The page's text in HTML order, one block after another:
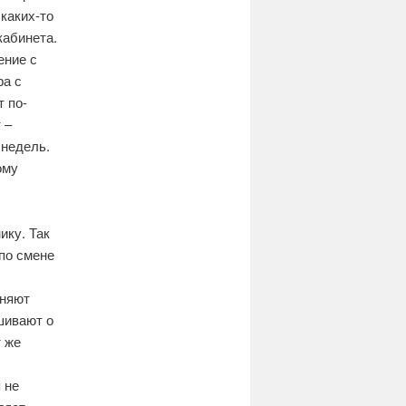
то
с
с
по-
–
Так
смене
о
же
не